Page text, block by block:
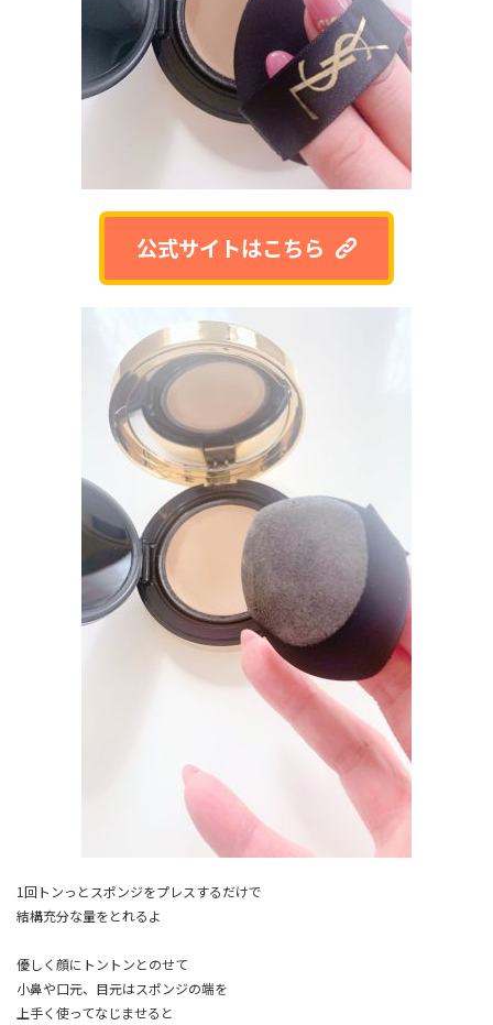
公式サイトはこちら
1回トンっとスポンジをプレスするだけで
結構充分な量をとれるよ
優しく顔にトントンとのせて
小鼻や口元、目元はスポンジの端を
上手く使ってなじませると